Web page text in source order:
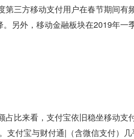
三方移动支付用户在春节期间
另外，移动金融板块在2019年
比来看，支付宝依旧稳坐移动
支付宝与财付通|（含微信支付）